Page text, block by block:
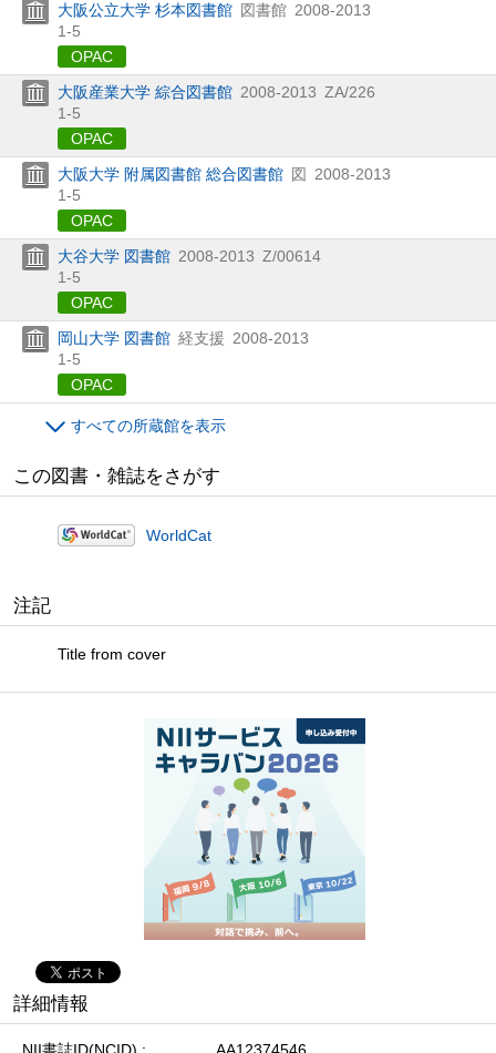
大阪公立大学 杉本図書館 図書館 2008-2013
1-5
OPAC
大阪産業大学 綜合図書館 2008-2013 ZA/226
1-5
OPAC
大阪大学 附属図書館 総合図書館 図
2008-2013
1-5
OPAC
大谷大学 図書館 2008-2013 Z/00614
1-5
OPAC
岡山大学 図書館 経支援 2008-2013
1-5
OPAC
すべての所蔵館を表示
この図書・雑誌をさがす
WorldCat
注記
Title from cover
詳細情報